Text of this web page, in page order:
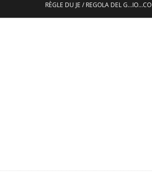
RÈGLE DU JE / REGOLA DEL G…IO…CO